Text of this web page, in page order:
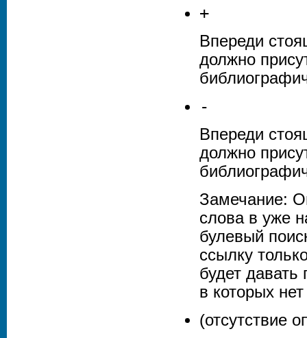
+
Впереди
должно
-
Впереди
должно
Замечание:
слова в уже
булевый
ссылку
будет давать
в которых
(отсутствие